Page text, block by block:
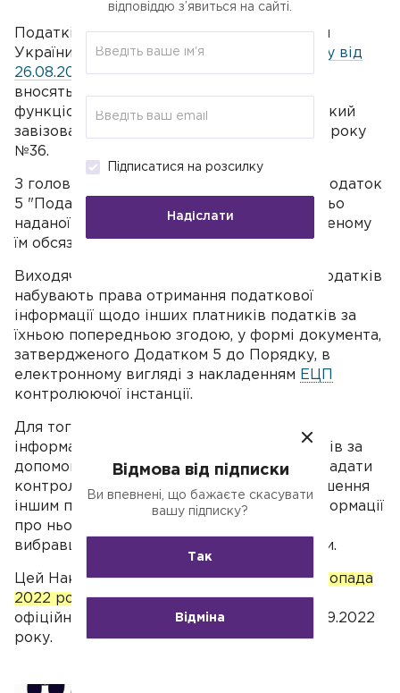
Податківці звертають увагу, що Мінфіном
України в результаті акцептування
Наказу від
26.08.2022 року №261(далі – Наказ №61)
вносяться коригування до Порядку
функціонування електронного кабінету, який
завізовано наказом Мінфіну від 14.07.2017 року
№36.
З головного, до Порядку внесено новий додаток
5 "Податкова інформація щодо попередньо
наданої згоди платника податків у визначеному
їм обсязі".
Виходячи з даних коригувань, платники податків
набувають права отримання податкової
інформації щодо інших платників податків за
їхньою попередньою згодою, у формі документа,
затвердженого Додатком 5 до Порядку, в
електронному вигляді з накладенням ЕЦП
контролюючої інстанції.
Для того, щоб поділитися податковою
інформацією з іншими платниками податків за
допомогою Електронного кабінету, слід надати
контролюючій інстанції згоду на розголошення
іншим платникам податків податкової інформації
про нього самостійно в певному обсязі,
вибравши дані, які останній згоден надати.
Цей Наказ № 261 набирає чинності19 листопада
2022 року, тобто через 60 днів з моменту
офіційного опублікування, а саме від 20.09.2022
року.
відповіддю з’явиться на сайті.
Підписатися на розсилку
Надіслати
Відмова від підписки
Ви впевнені, що бажаєте скасувати
вашу підписку?
Так
Відміна